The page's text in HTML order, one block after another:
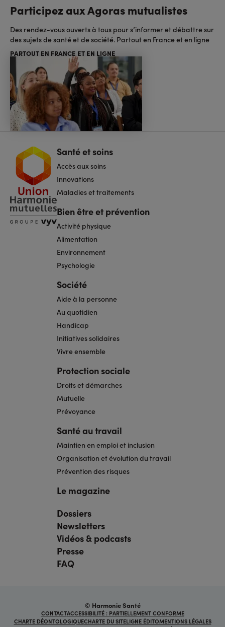
Participez aux Agoras mutualistes
Des rendez-vous ouverts à tous pour s’informer et débattre sur
des sujets de santé et de société. Partout en France et en ligne
PARTOUT EN FRANCE ET EN LIGNE
Navigation
de
page
Santé et soins
Accès aux soins
Innovations
Maladies et traitements
Bien être et prévention
Activité physique
Alimentation
Environnement
Psychologie
Société
Aide à la personne
Au quotidien
Handicap
Initiatives solidaires
Vivre ensemble
Protection sociale
Droits et démarches
Mutuelle
Prévoyance
Santé au travail
Maintien en emploi et inclusion
Organisation et évolution du travail
Prévention des risques
Le magazine
Navigation
pied
de
page
bis
Dossiers
Newsletters
Vidéos & podcasts
Presse
FAQ
© Harmonie Santé
Navigation
sous
CONTACTACCESSIBILITÉ : PARTIELLEMENT CONFORME
CHARTE DÉONTOLOGIQUECHARTE DU SITELIGNE ÉDITOMENTIONS LÉGALES